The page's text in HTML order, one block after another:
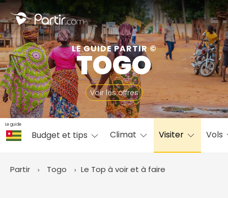
LE GUIDE PARTIR ©
TOGO
Voir les offres
Le guide
Budget et tips Climat Visiter Vols
Partir Togo Le Top à voir et à faire
Fermer
📍 Destinations populaires
☀️ Où partir par mois
Mai
Juin
Juillet
Août Septembre
Octobre